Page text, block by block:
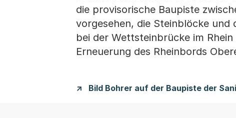
die provisorische Baupiste
vorgesehen, die Steinblöcke
bei der Wettsteinbrücke im
Erneuerung des Rheinbords
Bild Bohrer auf der Baupiste der